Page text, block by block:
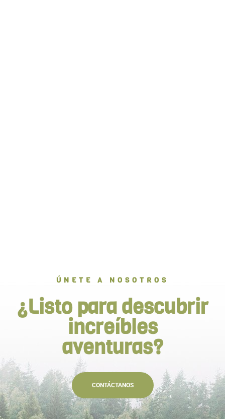
ÚNETE A NOSOTROS
¿Listo para descubrir
increíbles
aventuras?
CONTÁCTANOS